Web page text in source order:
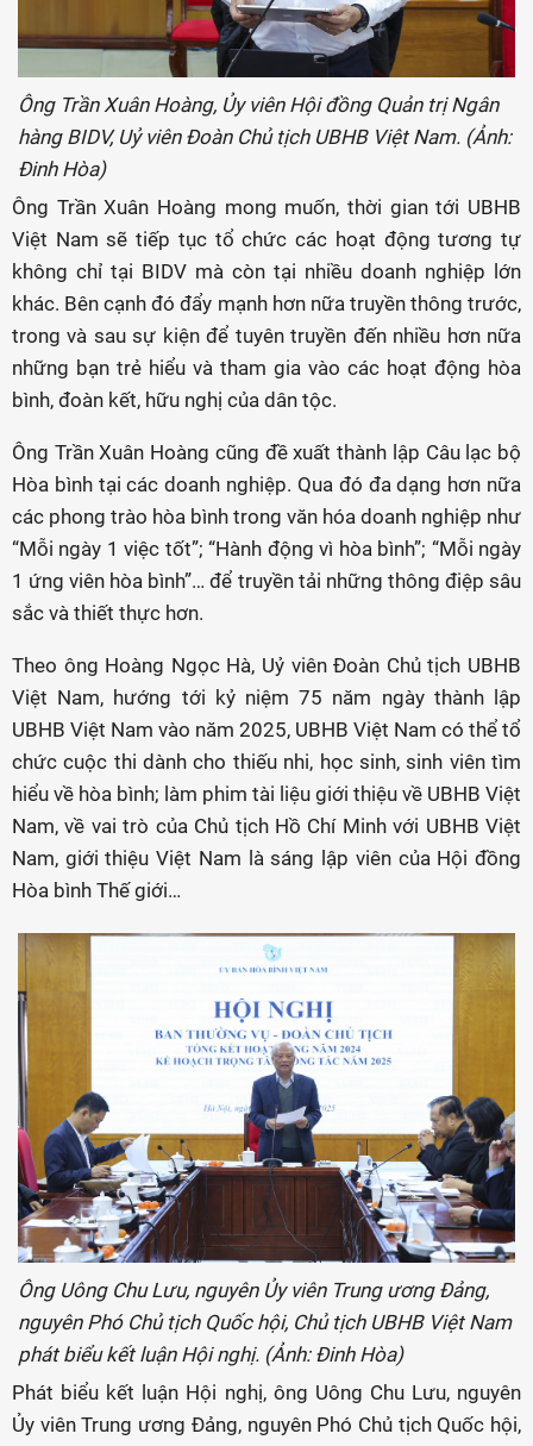
Ông Trần Xuân Hoàng, Ủy viên Hội đồng Quản trị Ngân
hàng BIDV, Uỷ viên Đoàn Chủ tịch UBHB Việt Nam. (Ảnh:
Đinh Hòa)
Ông Trần Xuân Hoàng mong muốn, thời gian tới UBHB
Việt Nam sẽ tiếp tục tổ chức các hoạt động tương tự
không chỉ tại BIDV mà còn tại nhiều doanh nghiệp lớn
khác. Bên cạnh đó đẩy mạnh hơn nữa truyền thông trước,
trong và sau sự kiện để tuyên truyền đến nhiều hơn nữa
những bạn trẻ hiểu và tham gia vào các hoạt động hòa
bình, đoàn kết, hữu nghị của dân tộc.
Ông Trần Xuân Hoàng cũng đề xuất thành lập Câu lạc bộ
Hòa bình tại các doanh nghiệp. Qua đó đa dạng hơn nữa
các phong trào hòa bình trong văn hóa doanh nghiệp như
“Mỗi ngày 1 việc tốt”; “Hành động vì hòa bình”; “Mỗi ngày
1 ứng viên hòa bình”… để truyền tải những thông điệp sâu
sắc và thiết thực hơn.
Theo ông Hoàng Ngọc Hà, Uỷ viên Đoàn Chủ tịch UBHB
Việt Nam, hướng tới kỷ niệm 75 năm ngày thành lập
UBHB Việt Nam vào năm 2025, UBHB Việt Nam có thể tổ
chức cuộc thi dành cho thiếu nhi, học sinh, sinh viên tìm
hiểu về hòa bình; làm phim tài liệu giới thiệu về UBHB Việt
Nam, về vai trò của Chủ tịch Hồ Chí Minh với UBHB Việt
Nam, giới thiệu Việt Nam là sáng lập viên của Hội đồng
Hòa bình Thế giới…
Ông Uông Chu Lưu, nguyên Ủy viên Trung ương Đảng,
nguyên Phó Chủ tịch Quốc hội, Chủ tịch UBHB Việt Nam
phát biểu kết luận Hội nghị. (Ảnh: Đinh Hòa)
Phát biểu kết luận Hội nghị, ông Uông Chu Lưu, nguyên
Ủy viên Trung ương Đảng, nguyên Phó Chủ tịch Quốc hội,